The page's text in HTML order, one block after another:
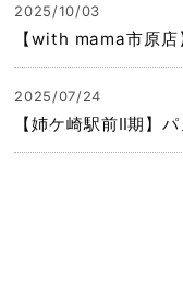
2025/10/03
【with mama市原店
2025/07/24
【姉ケ崎駅前Ⅱ期】